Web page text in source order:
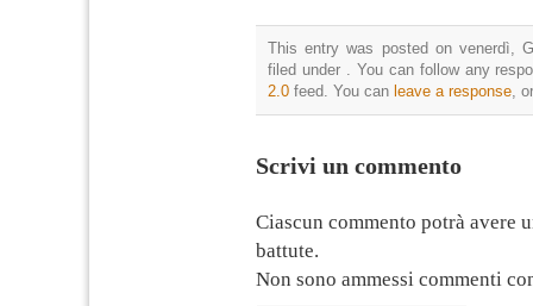
This entry was posted on venerdì,
filed under . You can follow any
2.0 feed. You can leave a response,
Scrivi un commento
Ciascun commento potrà avere
battute.
Non sono ammessi commenti